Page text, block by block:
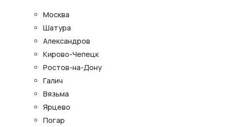
Москва
Шатура
Александров
Кирово-Чепецк
Ростов-на-Дону
Галич
Вязьма
Ярцево
Погар